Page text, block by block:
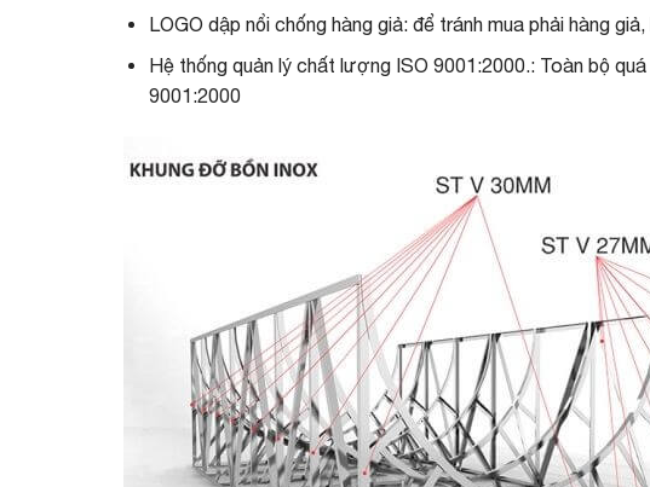
LOGO dập nổi chống hàng giả: để tránh mua phải hàng
Hệ thống quản lý chất lượng ISO 9001:2000.: Toàn bộ
9001:2000